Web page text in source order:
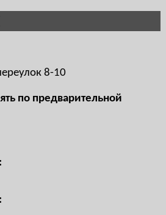
8-10
по предварительной